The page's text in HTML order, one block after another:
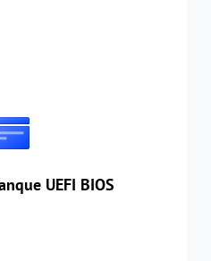
UEFI BIOS
en Windows.